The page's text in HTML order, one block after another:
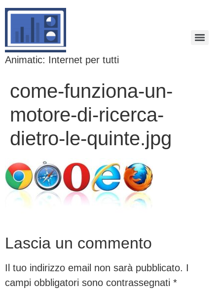
Animatic: Internet per tutti
come-funziona-un-
motore-di-ricerca-
dietro-le-quinte.jpg
Lascia un commento
Il tuo indirizzo email non sarà pubblicato. I
campi obbligatori sono contrassegnati *